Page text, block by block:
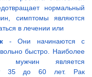
нормальный
симптомы являются
в лечении или
- Они начинаются с
быстро. Наиболее
мужчин является
35 до 60 лет. Рак